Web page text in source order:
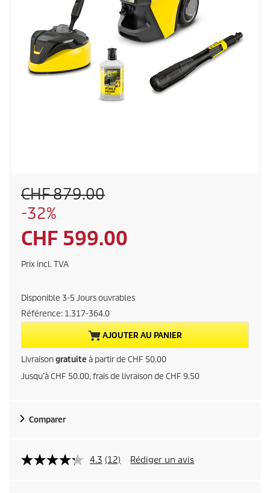
A
n
c
i
e
n
p
i
x
d
u
p
r
o
i
CHF 879.00
S
a
u
e
a
r
d
e
r
-32%
P
r
x
a
c
t
u
l
CHF 599.00
Prix incl. TVA
Disponible 3-5 Jours ouvrables
Référence: 1.317-364.0
AJOUTER AU PANIER
Livraisongratuite à partir de CHF 50.00
Jusqu’à CHF 50.00, frais de livraison de CHF 9.50
Comparer
4.3 (12) Rédiger un avis